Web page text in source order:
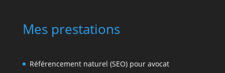
Mes prestations
Référencement naturel (SEO) pour avocat